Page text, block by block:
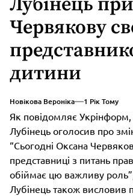
Лубінець
Червякову
дитини
Новікова Вероніка 1 Рік Тому
Як повідомляє
Лубінець оголосив про
“Сьогодні Оксана
представниці з питань
обіймає цю важливу
Лубінець також висловив